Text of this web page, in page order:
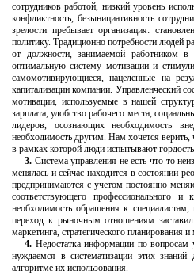
сотрудников работой, низкий уровень
конфликтность, безынициативность
зрелости пребывает организация:
политику. Традиционно потребности людей
от должности, занимаемой работником в
оптимальную систему мотивации и
самомотивирующиеся, нацеленные на
капитализации компании. Управленческий
мотивации, используемые в нашей
зарплата, удобство рабочего места,
лидеров, осознающих необходимость
необходимость другим. Нам хочется верить,
в рамках которой люди испытывают
3. Система управления не есть что-то
менялась и сейчас находится в состоянии
предпринимаются с учетом постоянно
соответствующего профессионального и
необходимость обращения к
переход к рыночным отношениям
маркетинга, стратегического планирования
4. Недостатка информации по
нуждаемся в систематизации этих
алгоритме их использования.